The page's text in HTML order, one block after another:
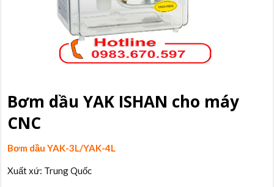
Bơm dầu YAK ISHAN cho máy
CNC
Bơm dầu YAK-3L/YAK-4L
Xuất xứ: Trung Quốc